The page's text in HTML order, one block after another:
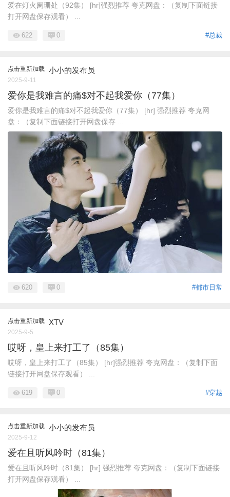
爱在灯火阑珊处（92集） [hr]强烈推荐 夸克网盘：（复制下面链接
打开网盘保存观看） ...
#总裁
622 0
点击重新加载 小小的发布员
2025-9-11
爱你是我难言的痛$对不起我爱你（77集）
爱你是我难言的痛$对不起我爱你（77集） [hr] 强烈推荐 夸克网
盘：（复制下面链接打开网盘保存 ...
#都市日常
620 0
点击重新加载 XTV
2025-9-5
哎呀，皇上来打工了（85集）
哎呀，皇上来打工了（85集） [hr]强烈推荐 夸克网盘：（复制下面
链接打开网盘保存观看） ...
#穿越
619 0
点击重新加载 小小的发布员
2025-9-12
爱在且听风吟时（81集）
爱在且听风吟时（81集） [hr] 强烈推荐 夸克网盘：（复制下面链接
打开网盘保存观看） ...